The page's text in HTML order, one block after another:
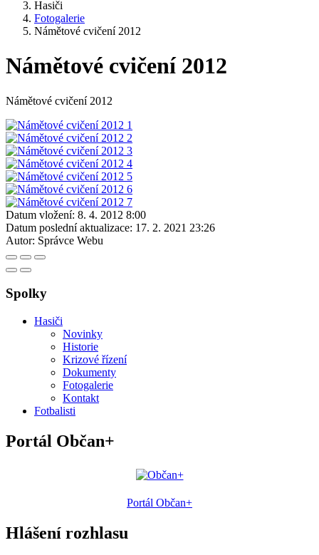
Hasiči
Fotogalerie
Námětové cvičení 2012
Námětové cvičení 2012
Námětové cvičení 2012
Datum vložení: 8. 4. 2012 8:00
Datum poslední aktualizace: 17. 2. 2021 23:26
Autor: Správce Webu
Spolky
Hasiči
Novinky
Historie
Krizové řízení
Dokumenty
Fotogalerie
Kontakt
Fotbalisti
Portál Občan+
Portál Občan+
Hlášení rozhlasu